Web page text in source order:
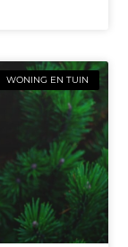
WONING EN TUIN